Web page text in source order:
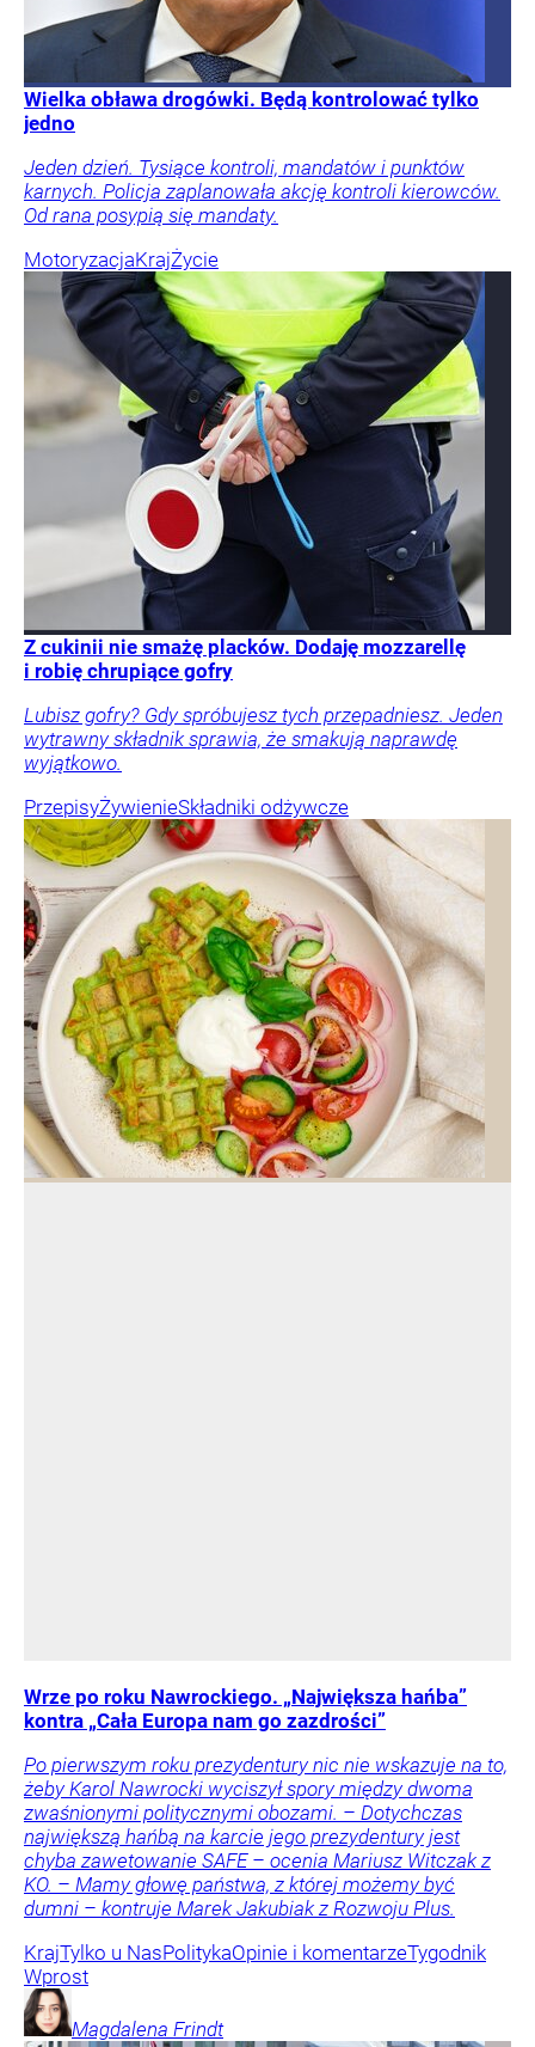
Wielka obława drogówki. Będą kontrolować tylko
jedno
Jeden dzień. Tysiące kontroli, mandatów i punktów
karnych. Policja zaplanowała akcję kontroli kierowców.
Od rana posypią się mandaty.
MotoryzacjaKrajŻycie
Z cukinii nie smażę placków. Dodaję mozzarellę
i robię chrupiące gofry
Lubisz gofry? Gdy spróbujesz tych przepadniesz. Jeden
wytrawny składnik sprawia, że smakują naprawdę
wyjątkowo.
PrzepisyŻywienieSkładniki odżywcze
Wrze po roku Nawrockiego. „Największa hańba”
kontra „Cała Europa nam go zazdrości”
Po pierwszym roku prezydentury nic nie wskazuje na to,
żeby Karol Nawrocki wyciszył spory między dwoma
zwaśnionymi politycznymi obozami. – Dotychczas
największą hańbą na karcie jego prezydentury jest
chyba zawetowanie SAFE – ocenia Mariusz Witczak z
KO. – Mamy głowę państwa, z której możemy być
dumni – kontruje Marek Jakubiak z Rozwoju Plus.
KrajTylko u NasPolitykaOpinie i komentarzeTygodnik
Wprost
Magdalena Frindt